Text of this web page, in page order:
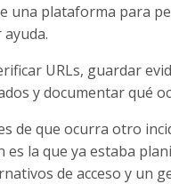
una plataforma para
URLs, guardar
y documentar qué
de que ocurra otro
es la que ya estaba
de acceso y un